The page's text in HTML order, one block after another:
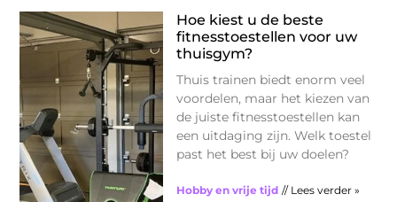
Hoe kiest u de beste
fitnesstoestellen voor uw
thuisgym?
Thuis trainen biedt enorm veel
voordelen, maar het kiezen van
de juiste fitnesstoestellen kan
een uitdaging zijn. Welk toestel
past het best bij uw doelen?
Hobby en vrije tijd // Lees verder »